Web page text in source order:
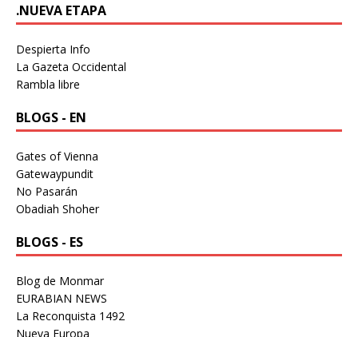
.NUEVA ETAPA
Despierta Info
La Gazeta Occidental
Rambla libre
BLOGS - EN
Gates of Vienna
Gatewaypundit
No Pasarán
Obadiah Shoher
BLOGS - ES
Blog de Monmar
EURABIAN NEWS
La Reconquista 1492
Nueva Europa